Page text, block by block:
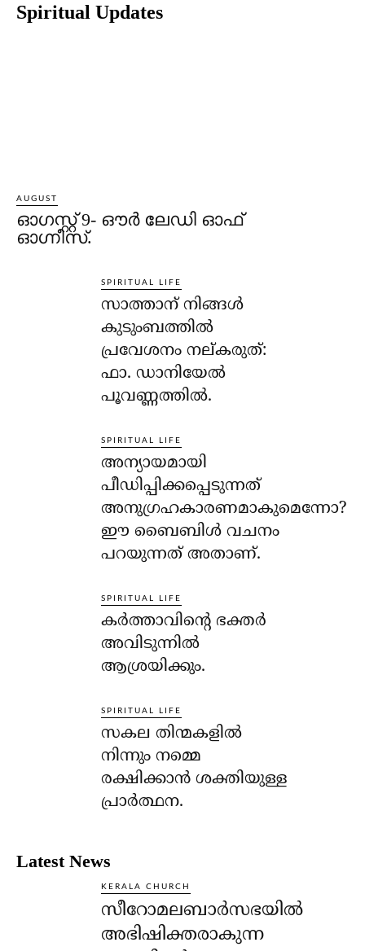
Spiritual Updates
AUGUST
ഓഗസ്റ്റ് 9- ഔര്‍ ലേഡി ഓഫ്
ഓഗ്നീസ്.
SPIRITUAL LIFE
സാത്താന് നിങ്ങള്‍
കുടുംബത്തില്‍
പ്രവേശനം നല്കരുത്:
ഫാ. ഡാനിയേല്‍
പൂവണ്ണത്തില്‍.
SPIRITUAL LIFE
അന്യായമായി
പീഡിപ്പിക്കപ്പെടുന്നത്
അനുഗ്രഹകാരണമാകുമെന്നോ?
ഈ ബൈബിള്‍ വചനം
പറയുന്നത് അതാണ്.
SPIRITUAL LIFE
കര്‍ത്താവിന്റെ ഭക്തര്‍
അവിടുന്നില്‍
ആശ്രയിക്കും.
SPIRITUAL LIFE
സകല തിന്മകളില്‍
നിന്നും നമ്മെ
രക്ഷിക്കാന്‍ ശക്തിയുള്ള
പ്രാര്‍ത്ഥന.
Latest News
KERALA CHURCH
സീറോമലബാർസഭയിൽ
അഭിഷിക്തരാകുന്ന